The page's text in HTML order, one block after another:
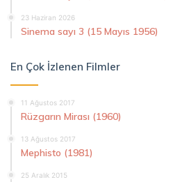
23 Haziran 2026
Sinema sayı 3 (15 Mayıs 1956)
En Çok İzlenen Filmler
11 Ağustos 2017
Rüzgarın Mirası (1960)
13 Ağustos 2017
Mephisto (1981)
25 Aralık 2015